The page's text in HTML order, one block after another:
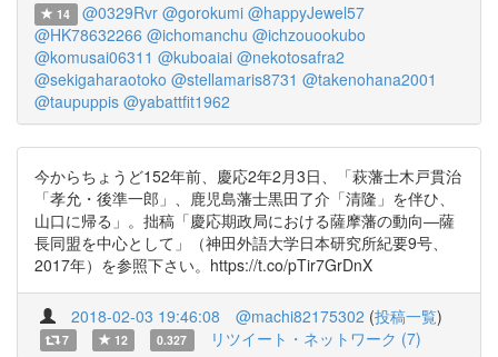
14 @0329Rvr @gorokumi @happyJewel57
@HK78632266 @ichomanchu @ichzouookubo
@komusai06311 @kuboaiai @nekotosafra2
@sekigaharaotoko @stellamaris8731 @takenohana2001
@taupuppis @yabattfit1962
今からちょうど152年前、慶応2年2月3日、「萩藩士木戸貫治
「孝允・後準一郎」、鹿児島藩士黒田了介「清隆」を伴ひ、
山口に帰る」。拙稿「慶応期政局における薩摩藩の動向―薩
長同盟を中心として」（神田外語大学日本研究所紀要9号、
2017年）を参照下さい。https://t.co/pTir7GrDnX
2018-02-03 19:46:08 @machi82175302 (投稿一覧)
7 12 0.327 リツイート・ネットワーク (7)